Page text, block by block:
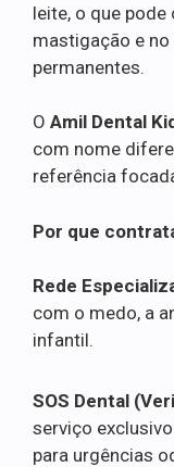
leite, o que
mastigação e
permanentes.
O Amil Dental
com nome
referência
Por que
Rede
com o medo, a
infantil.
SOS Dental
serviço
para urgências